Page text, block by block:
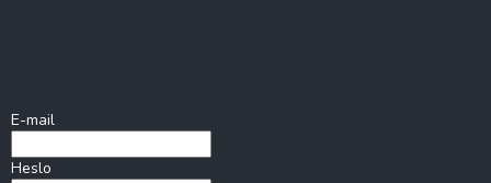
E-mail
Heslo